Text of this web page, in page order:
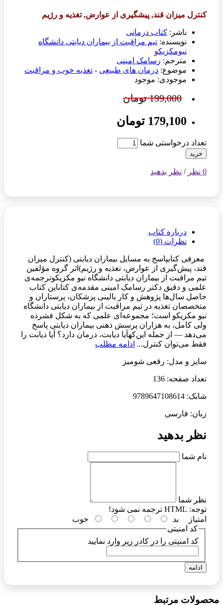
کنترل میزان قند, پیشگیری از عوارض, تغذیه و رژیم
ناشر: کتاب درمانی
نویسنده: تیم مراقبت از بیماران دیابتی دانشگاه
نیومکزیکو
مترجم: رسامک امینی
موضوع: درمان های طبیعی - تغذیه خوب و مراقبت
موجودی: موجود
199,000 تومان
179,100 تومان
تعداد درخواستی شما
خرید
0 نظر / نظر بدهید
درباره کتاب
نظرات (0)
معرفی کتابپاسخ به مسایل بیماران دیابتی (کنترل میزان
قند، پیش‌گیری از عوارض، تغذیه و رژیم)اثر گروه مؤلفین
تیم مراقبت از بیماران دیابتی دانشگاه نیو مکزیکوترجمه‌ی
علمی و دقیق دکتر رسامک امینی مقدمه‌ی کتاباین کتاب
حاصل‌ سال‌ها پژوهش و کار بالینی پزشکان، پرستاران و
متخصصان تغذیه در تیم مراقبت از بیماران دیابتی دانشگاه
نیو مکزیکو است؛ مجموعه‌ای علمی که به ‌شکل فشرده
ولی کامل، به هزاران پرسش ذهنی بیماران دیابتی پاسخ
می‌دهد — از جمله این‌کهآیا دیابت، درمان دارد؟ آیا دیابت را
فقط می‌توان کنترل... ادامه مطلب
سایز و مدل: رقعی شومیز
تعداد صفحه: 136
شابک: 9789647108614
زبان: فارسی
نظر بدهید
نام شما
نظر شما
توجه:
امتیاز
بد
خوب
کد امنیتی
کد امنیتی را در کادر زیر وارد نمایید
ادامه
محصولات مرتبط